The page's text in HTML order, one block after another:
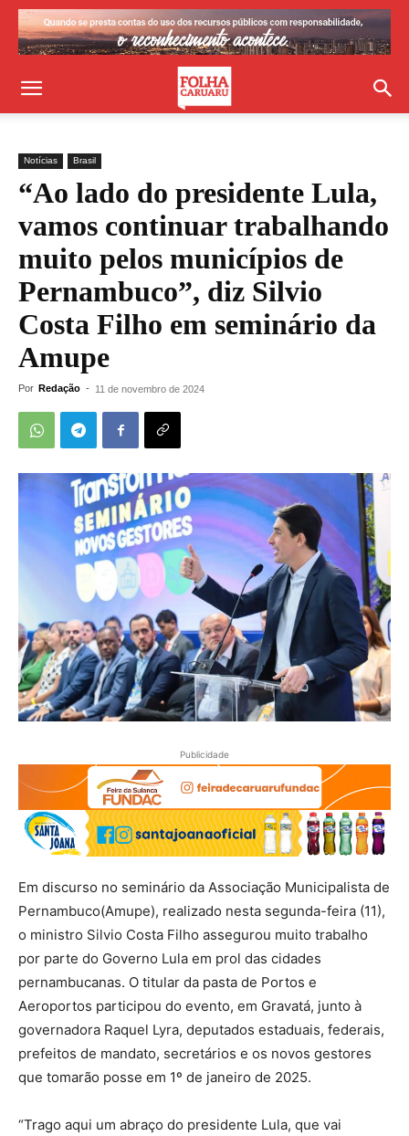
Notícias Brasil
“Ao lado do presidente Lula,
vamos continuar trabalhando
muito pelos municípios de
Pernambuco”, diz Silvio
Costa Filho em seminário da
Amupe
Por Redação - 11 de novembro de 2024
Publicidade
Em discurso no seminário da Associação Municipalista de
Pernambuco(Amupe), realizado nesta segunda-feira (11),
o ministro Silvio Costa Filho assegurou muito trabalho
por parte do Governo Lula em prol das cidades
pernambucanas. O titular da pasta de Portos e
Aeroportos participou do evento, em Gravatá, junto à
governadora Raquel Lyra, deputados estaduais, federais,
prefeitos de mandato, secretários e os novos gestores
que tomarão posse em 1º de janeiro de 2025.
“Trago aqui um abraço do presidente Lula, que vai